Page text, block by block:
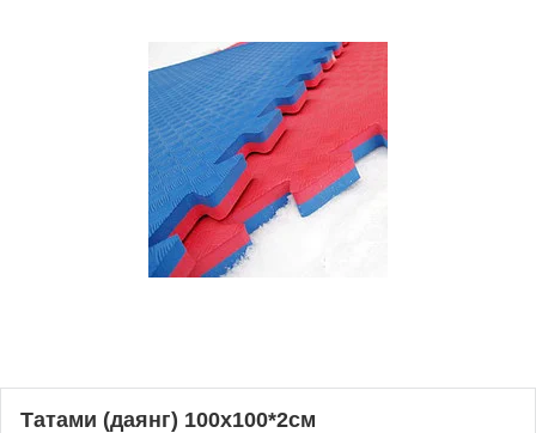
Татами (даянг) 100x100*2см